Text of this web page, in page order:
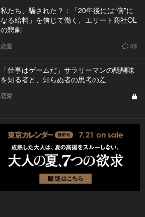
私たち、騙された？：「20年後には“倍”に
なる給料」を信じて働く、エリート商社OL
の悲劇
恋愛 49
「仕事はゲームだ」サラリーマンの醍醐味
を知る者と、知らぬ者の思考の差
恋愛